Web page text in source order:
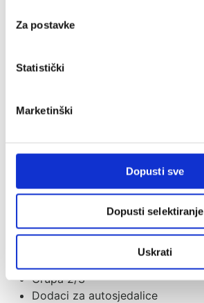
Za postavke
Statistički
Marketinški
Dopusti sve
Dopusti selektiranje
Uskrati
Akcije
Novo u ponudi
Baze za autosjedalice
Grupa 0+
Grupa 2/3
Dodaci za autosjedalice